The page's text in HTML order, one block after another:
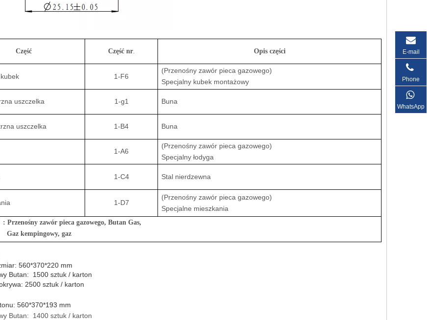
Część Część nr. Opis części
1-F6
(Przenośny zawór pieca gazowego)
Specjalny kubek montażowy
uszczelka 1-g1 Buna
uszczelka 1-B4 Buna
1-A6
(Przenośny zawór pieca gazowego)
Specjalny łodyga
1-C4 Stal nierdzewna
1-D7
(Przenośny zawór pieca gazowego)
Specjalne mieszkania
: Przenośny zawór pieca gazowego, Butan Gas,
Gaz kempingowy, gaz
560*370*220 mm
Butan: 1500 sztuk / karton
2500 sztuk / karton
560*370*193 mm
Butan: 1400 sztuk / karton
E-mail
Phone
WhatsApp